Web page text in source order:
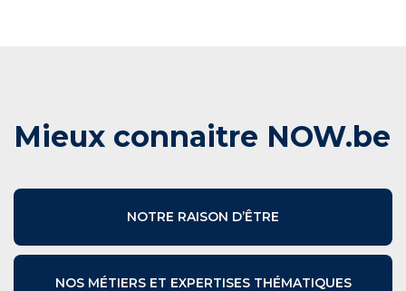
Mieux connaitre NOW.be
NOTRE RAISON D’ÊTRE
NOS MÉTIERS ET EXPERTISES THÉMATIQUES